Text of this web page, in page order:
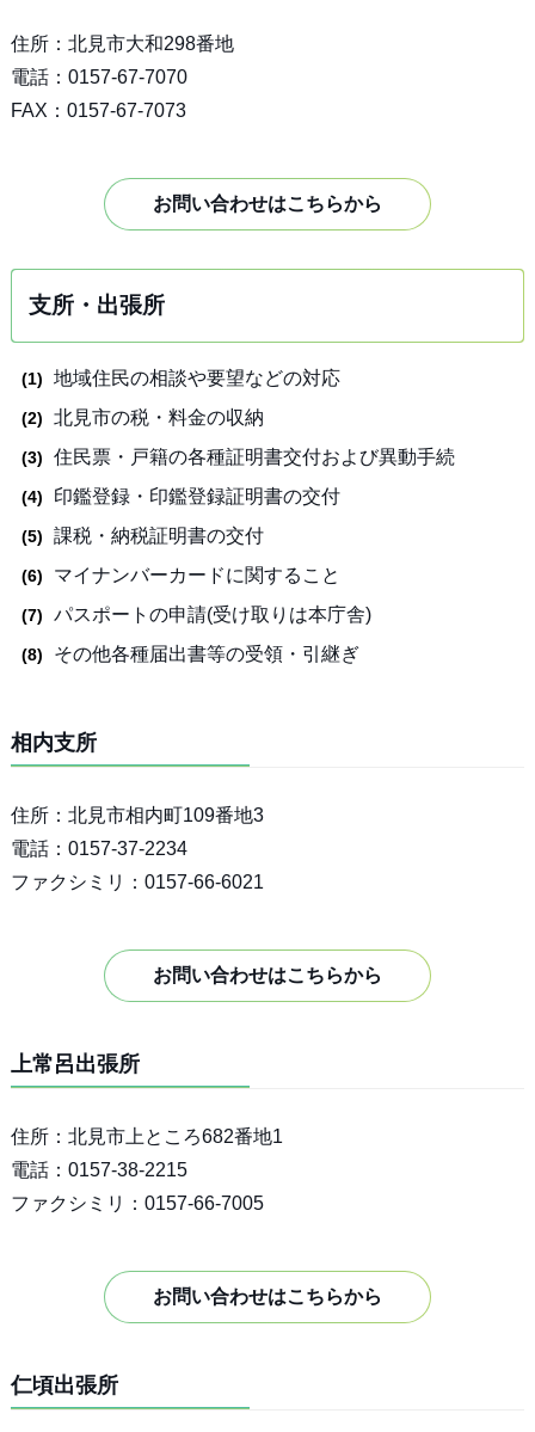
住所：北見市大和298番地
電話：0157-67-7070
FAX：0157-67-7073
お問い合わせはこちらから
支所・出張所
地域住民の相談や要望などの対応
北見市の税・料金の収納
住民票・戸籍の各種証明書交付および異動手続
印鑑登録・印鑑登録証明書の交付
課税・納税証明書の交付
マイナンバーカードに関すること
パスポートの申請(受け取りは本庁舎)
その他各種届出書等の受領・引継ぎ
相内支所
住所：北見市相内町109番地3
電話：0157-37-2234
ファクシミリ：0157-66-6021
お問い合わせはこちらから
上常呂出張所
住所：北見市上ところ682番地1
電話：0157-38-2215
ファクシミリ：0157-66-7005
お問い合わせはこちらから
仁頃出張所